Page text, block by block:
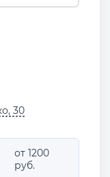
30
от 1200
руб.